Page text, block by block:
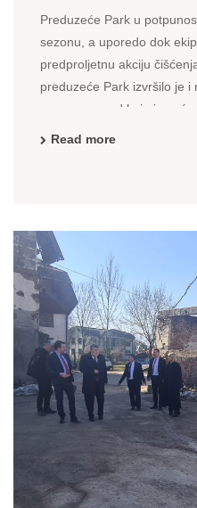
Preduzeće Park u
sezonu, a uporedo dok
predproljetnu akciju
preduzeće Park izvršilo je
opreme za rad koja je već
Read more